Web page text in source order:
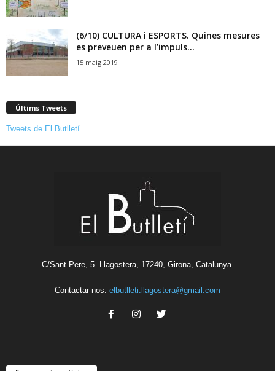
(6/10) CULTURA i ESPORTS. Quines mesures
es preveuen per a l’impuls...
15 maig 2019
Últims Tweets
Tweets de El Butlletí
C/Sant Pere, 5. Llagostera, 17240, Girona, Catalunya.
Contactar-nos: elbutlleti.llagostera@gmail.com